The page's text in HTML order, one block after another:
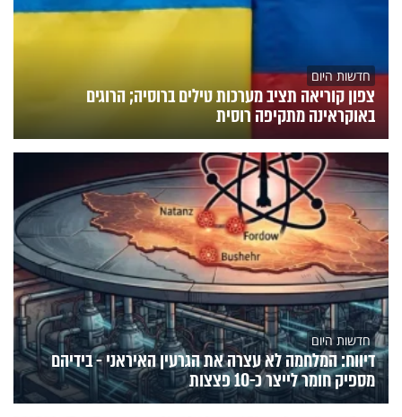
חדשות היום
צפון קוריאה תציב מערכות טילים ברוסיה; הרוגים
באוקראינה מתקיפה רוסית
חדשות היום
דיווח: המלחמה לא עצרה את הגרעין האיראני - בידיהם
מספיק חומר לייצר כ-10 פצצות